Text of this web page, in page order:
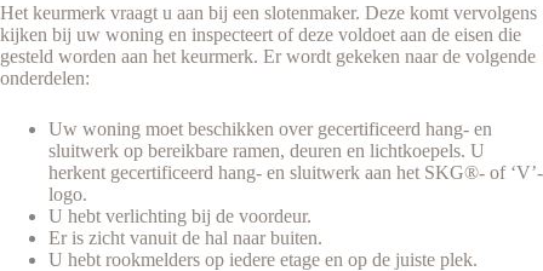
Het keurmerk vraagt u aan bij een slotenmaker. Deze komt vervolgens
kijken bij uw woning en inspecteert of deze voldoet aan de eisen die
gesteld worden aan het keurmerk. Er wordt gekeken naar de volgende
onderdelen:
Uw woning moet beschikken over gecertificeerd hang- en
sluitwerk op bereikbare ramen, deuren en lichtkoepels. U
herkent gecertificeerd hang- en sluitwerk aan het SKG®- of ‘V’-
logo.
U hebt verlichting bij de voordeur.
Er is zicht vanuit de hal naar buiten.
U hebt rookmelders op iedere etage en op de juiste plek.